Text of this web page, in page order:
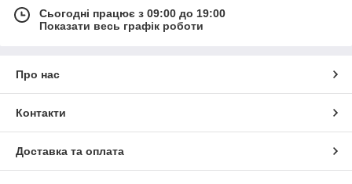
Сьогодні працює з 09:00 до 19:00
Показати весь графік роботи
Про нас
Контакти
Доставка та оплата